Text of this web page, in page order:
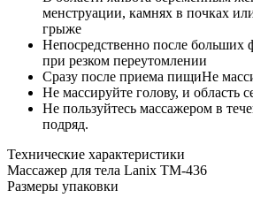
менструации, камнях в почках
грыже
Непосредственно после больших
при резком переутомлении
Сразу после приема пищиНе
Не массируйте голову, и область
Не пользуйтесь массажером в
подряд.
Технические характеристики
Массажер для тела Lanix TM-436
Размеры упаковки